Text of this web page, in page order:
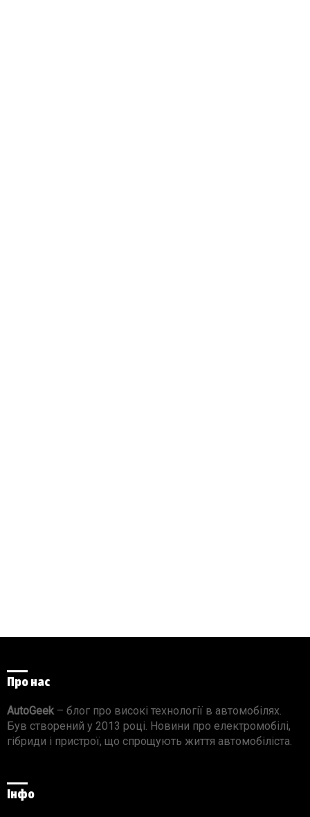
Про нас
AutoGeek – блог про високі технології в автомобілях.
Був створений у 2013 році. Новини про електромобілі,
гібриди і пристрої, що спрощують життя автомобіліста.
Інфо